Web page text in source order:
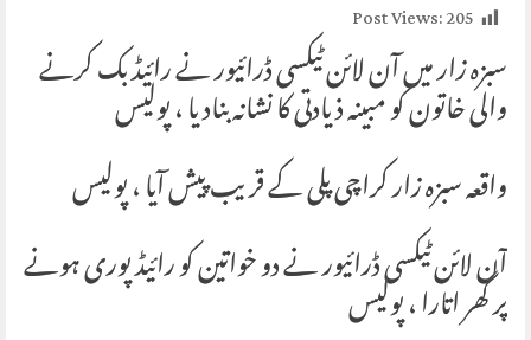
Post Views:205
سبزہ زار میں آن لائن ٹیکسی ڈرائیور نے رائیڈ بک کرنے
والی خاتون کو مبینہ ذیادتی کا نشانہ بنادیا ، پولیس
واقعہ سبزہ زار کراچی پلی کے قریب پیش آیا ، پولیس
آن لائن ٹیکسی ڈرائیور نے دو خواتین کو رائیڈ پوری ہونے
پر گھر اتارا ، پولیس